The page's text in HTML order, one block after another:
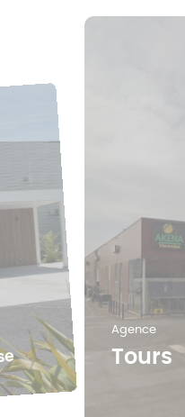
Tours
Agence